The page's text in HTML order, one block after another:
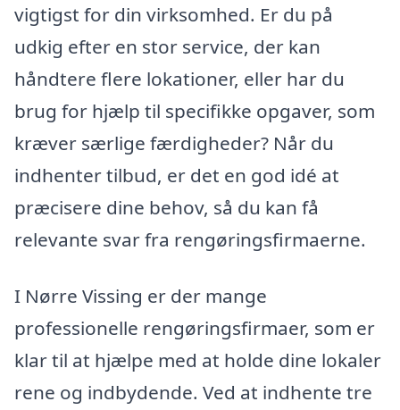
vigtigst for din virksomhed. Er du på
udkig efter en stor service, der kan
håndtere flere lokationer, eller har du
brug for hjælp til specifikke opgaver, som
kræver særlige færdigheder? Når du
indhenter tilbud, er det en god idé at
præcisere dine behov, så du kan få
relevante svar fra rengøringsfirmaerne.
I Nørre Vissing er der mange
professionelle rengøringsfirmaer, som er
klar til at hjælpe med at holde dine lokaler
rene og indbydende. Ved at indhente tre